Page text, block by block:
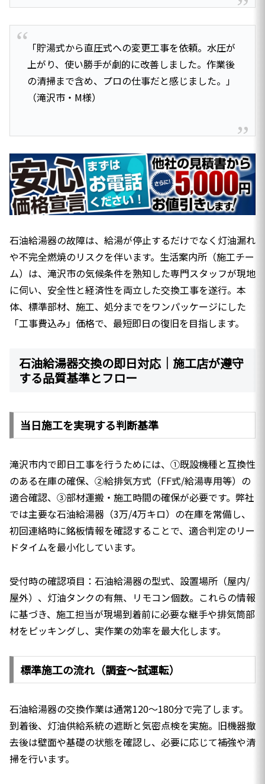
「貯湯式から直圧式への変更工事を依頼。水圧が
上がり、使い勝手が劇的に改善しました。作業後
の清掃まで含め、プロの仕事だと感じました。」
（滝沢市・M様）
石油給湯器の故障は、給湯が停止するだけでなく灯油漏れ
や不完全燃焼のリスクを伴います。生活案内所（施工チー
ム）は、滝沢市の気候条件を熟知した専門スタッフが現地
に伺い、安全性と経済性を両立した交換工事を遂行。本
体、標準部材、施工、処分までをワンパッケージにした
「工事費込み」価格で、最短即日の復旧を目指します。
石油給湯器交換の即日対応｜施工店が遵守
する品質基準とフロー
当日施工を実現する判断基準
滝沢市内で即日工事を行うためには、①既設機種と互換性
のある在庫の確保、②給排気方式（FF式/給湯専用等）の
適合確認、③部材運搬・施工時間の確保が必要です。弊社
では主要な石油給湯器（3万/4万キロ）の在庫を常備し、
初回連絡時に銘板情報を確認することで、適合判定のリー
ドタイムを最小化しています。
受付時の確認項目：石油給湯器の型式、設置場所（屋内/
屋外）、灯油タンクの有無、リモコン個数。これらの情報
に基づき、施工担当が現場到着前に必要な継手や排気筒部
材をピッキングし、実作業の効率を最大化します。
標準施工の流れ（調査〜試運転）
石油給湯器の交換作業は通常120〜180分で完了します。
到着後、灯油供給系統の遮断と気密点検を実施。旧機器撤
去後は壁面や基礎の状態を確認し、必要に応じて補強や清
掃を行います。